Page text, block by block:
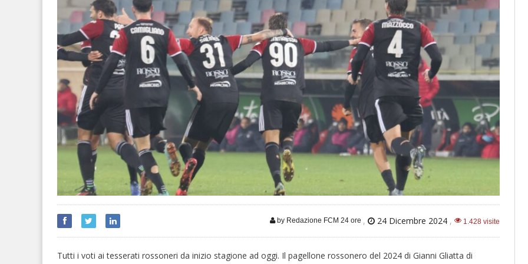
by Redazione FCM 24 ore , 24 Dicembre 2024 , 1.428 visite
Tutti i voti ai tesserati rossoneri da inizio stagione ad oggi. Il pagellone rossonero del 2024 di Gianni Gliatta di